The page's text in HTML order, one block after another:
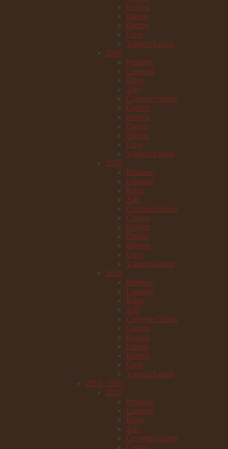
Květen
Duben
Březen
Únor
Vánoce/Leden
2018
Prosinec
Listopad
Říjen
Září
Červenec/Srpen
Červen
Květen
Duben
Březen
Únor
Vánoce/Leden
2017
Prosinec
Listopad
Říjen
Září
Červenec/Srpen
Červen
Květen
Duben
Březen
Únor
Vánoce/Leden
2016
Prosinec
Listopad
Říjen
Září
Červenec/Srpen
Červen
Květen
Duben
Březen
Únor
Vánoce/Leden
2011 - 2015
2015
Prosinec
Listopad
Říjen
Září
Červenec/Srpen
Červen